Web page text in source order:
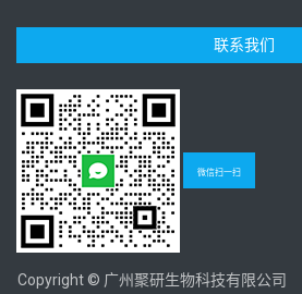
联系我们
微信扫一扫
Copyright © 广州聚研生物科技有限公司